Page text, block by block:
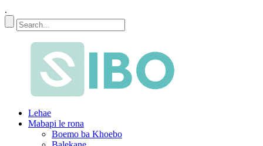
.
Lehae
Mabapi le rona
Boemo ba Khoebo